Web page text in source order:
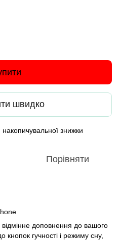
швидко
знижки
Порівняти
доповнення до вашого
кнопок гучності і режиму сну,